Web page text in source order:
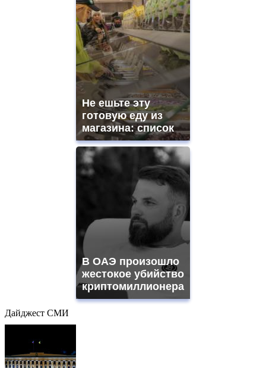
Не ешьте эту
готовую еду из
магазина: список
В ОАЭ произошло
жестокое убийство
криптомиллионера
Дайджест СМИ